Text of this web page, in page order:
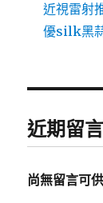
近視雷射
優silk黑
近期留言
尚無留言可